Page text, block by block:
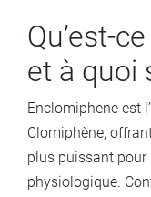
Qu’est-
et à quoi
Enclomiphene est
Clomiphène,
plus puissant
physiologique.